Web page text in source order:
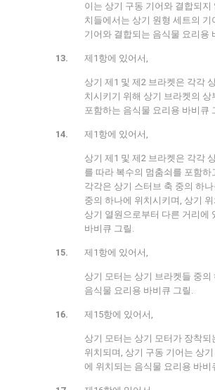
이는 상기 구동 기어와 결합되지
치들에서는 상기 원형 세트의 기
기어와 결합되는 음식물 요리용
제1항에 있어서,
상기 제1 및 제2 브라켓은 각각
치시키기 위해 상기 브라켓의 상
포함하는 음식물 요리용 바비큐
제1항에 있어서,
상기 제1 및 제2 브라켓은 각각
를 따라 복수의 멈춤쇠를 포함하
각각은 상기 스터브 축 중의 하
중의 하나에 위치시키며, 상기
상기 열원으로부터 다른 거리에
바비큐 그릴.
제1항에 있어서,
상기 모터는 상기 브라켓들 중의
음식물 요리용 바비큐 그릴.
제15항에 있어서,
상기 모터는 상기 모터가 장착되
위치되며, 상기 구동 기어는 상
에 위치되는 음식물 요리용 바비